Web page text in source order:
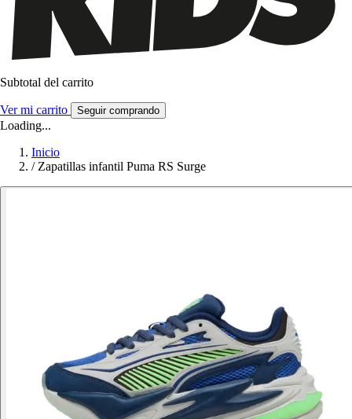
Subtotal del carrito
Ver mi carrito Seguir comprando
Loading...
Inicio
/ Zapatillas infantil Puma RS Surge